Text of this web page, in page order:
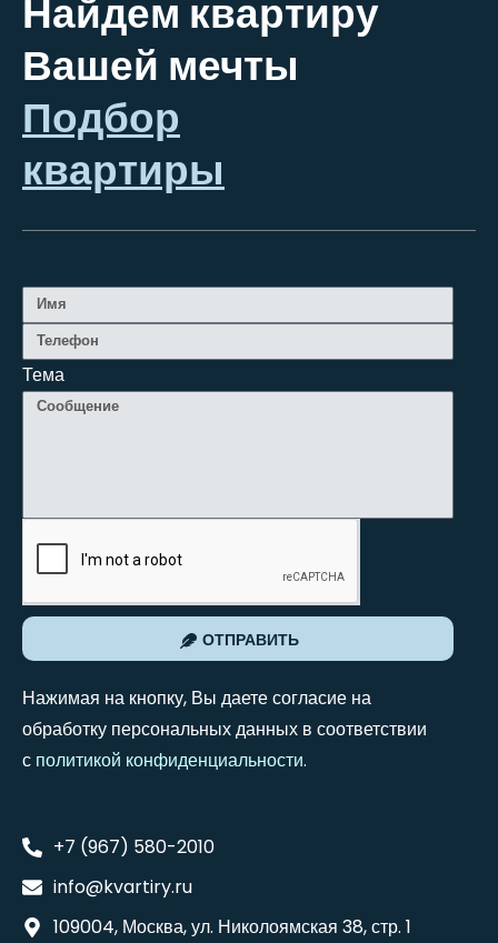
Найдем квартиру
Вашей мечты
Подбор
квартиры
Тема
ОТПРАВИТЬ
Нажимая на кнопку, Вы даете согласие на
обработку персональных данных в соответствии
с политикой конфиденциальности.
+7 (967) 580-2010
info@kvartiry.ru
109004, Москва, ул. Николоямская 38, стр. 1